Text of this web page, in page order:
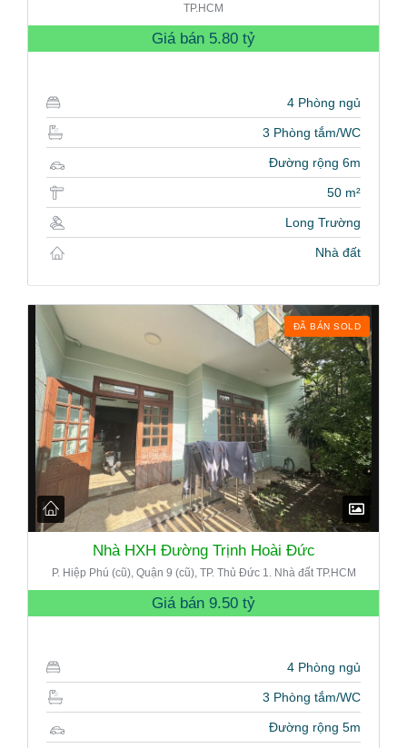
TP.HCM
Giá bán 5.80 tỷ
4 Phòng ngủ
3 Phòng tắm/WC
Đường rộng 6m
50 m²
Long Trường
Nhà đất
ĐÃ BÁN SOLD
Nhà HXH Đường Trịnh Hoài Đức
P. Hiệp Phú (cũ), Quận 9 (cũ), TP. Thủ Đức 1. Nhà đất TP.HCM
Giá bán 9.50 tỷ
4 Phòng ngủ
3 Phòng tắm/WC
Đường rộng 5m